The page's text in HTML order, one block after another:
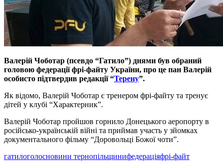
Валерій Чоботар (псевдо “Гатило”) днями був обраний
головою федерації фрі-файту України, про це пан Валерій
особисто підтвердив редакції “Терену”.
Як відомо, Валерій Чоботар є тренером фрі-файту та тренує
дітей у клубі “Характерник”.
Валерій Чоботар пройшов горнило Донецького аеропорту в
російсько-українській війні та приймав участь у зйомках
документального фільму “Доровольці Божої чоти”.
гатилоголосновини тернопільщинифедераціяфрі-файт